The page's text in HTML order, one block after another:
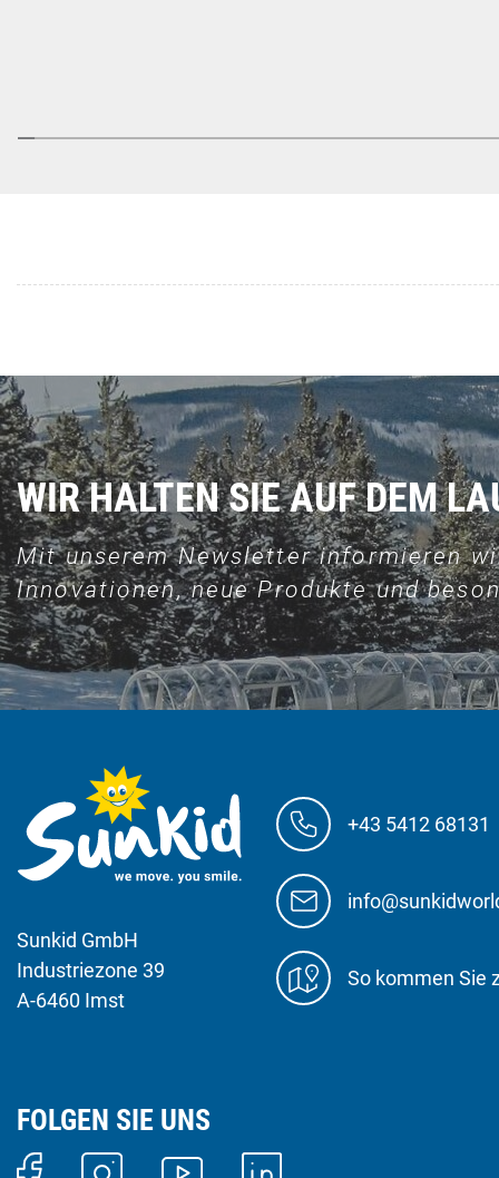
WIR HALTEN SIE AUF DEM
Mit unserem Newsletter informieren
Innovationen, neue Produkte und
Sunkid GmbH
Industriezone 39
A-6460 Imst
+43 5412 68131
So kommen Sie
FOLGEN SIE UNS